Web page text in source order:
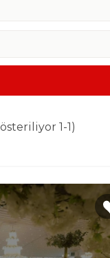
1-1)